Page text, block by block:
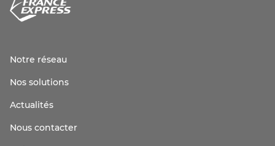
Notre réseau
Nos solutions
Actualités
Nous contacter